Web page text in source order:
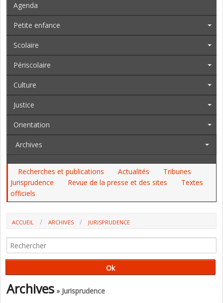
Agenda
Petite enfance
Scolaire
Périscolaire
Culture
Justice
Orientation
Archives
Recherches et publications Actualités
Tribunes
Jurisprudence
Revue de la presse et des sites
Textes
officiels
ACCUEIL ARCHIVES
JURISPRUDENCE
POUR DES RAISONS DE FORME
Archives » Jurisprudence